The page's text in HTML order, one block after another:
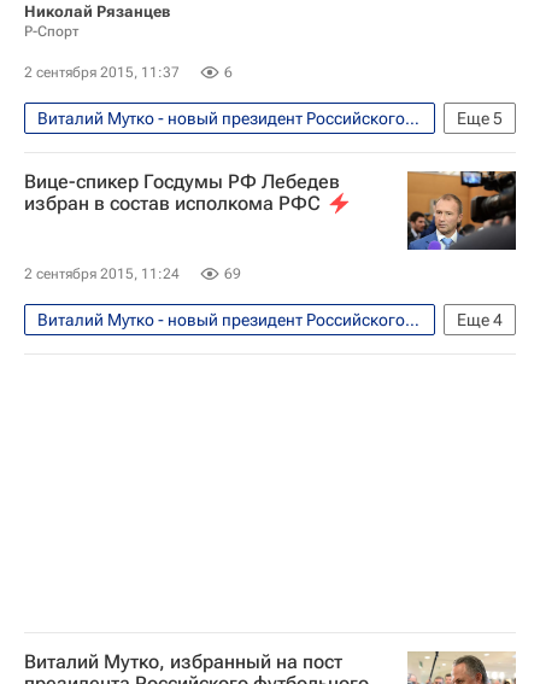
Николай Рязанцев
Р-Спорт
2 сентября 2015, 11:37 6
Еще5
Виталий Мутко - новый президент Российского футбольного союза (РФС). Мнения, комментарии
Футбол
Спорт
Виталий Мутко
Российский футбольный союз (РФС)
Вице-спикер Госдумы РФ Лебедев
избран в состав исполкома РФС
2 сентября 2015, 11:24 69
Еще4
Виталий Мутко - новый президент Российского футбольного союза (РФС). Мнения, комментарии
Футбол
Спорт
Виталий Мутко, избранный на пост